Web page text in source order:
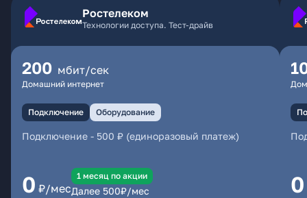
Ростелеком
Технологии доступа. Тест-драйв
200 мбит/сек
Домашний интернет
Подключение Оборудование
Подключение - 500 ₽ (единоразовый платеж)
0 ₽/мес
1 месяц по акции
Далее 500₽/мес 0